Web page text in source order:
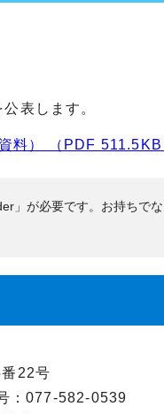
表します。
料） （PDF 511.5KB
」が必要です。お持ちで
22号
：077-582-0539